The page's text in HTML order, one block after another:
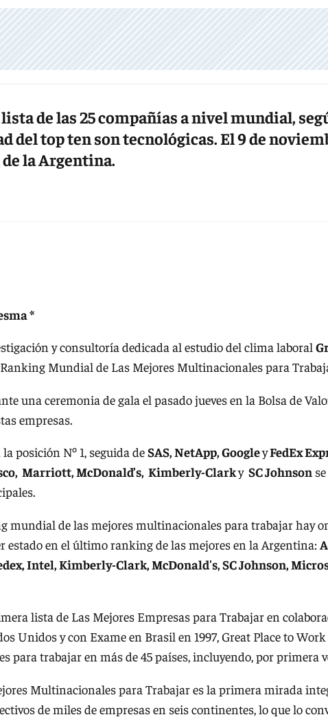
de las 25 compañías a nivel mundial,
del top ten son tecnológicas. El 9 de
la Argentina.
*
y consultoría dedicada al estudio del clima laboral
Mundial de Las Mejores Multinacionales para
una ceremonia de gala el pasado jueves en la Bolsa de
empresas.
posición Nº 1, seguida deSAS, NetApp,GoogleyFedEx
Marriott, McDonald’s, Kimberly-Clarky SC Johnson
mundial de las mejores multinacionales para trabajar hay
estado en el último ranking de las mejores en la Argentina:
Intel, Kimberly-Clark, McDonald's, SC Johnson,
lista de Las Mejores Empresas para Trabajar en
Unidos y con Exame en Brasil en 1997, Great Place to
para trabajar en más de 45 países, incluyendo, por primera
Multinacionales para Trabajar es la primera mirada
de miles de empresas en seis continentes, lo que lo